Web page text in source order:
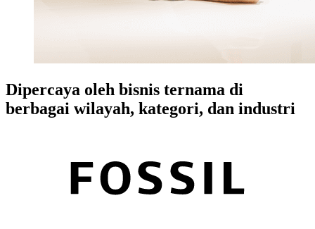
Dipercaya oleh bisnis ternama di
berbagai wilayah, kategori, dan industri